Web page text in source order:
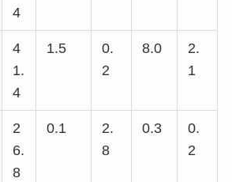
4
4
1.
4
1.5
0.
2
8.0
2.
1
2
6.
8
0.1
2.
8
0.3
0.
2